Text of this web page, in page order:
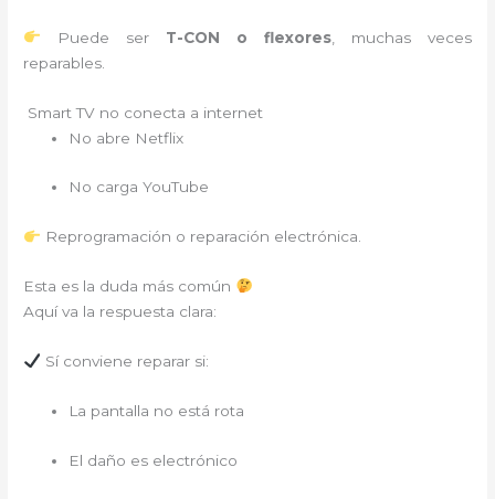
Puede ser T-CON o flexores, muchas veces
reparables.
Smart TV no conecta a internet
No abre Netflix
No carga YouTube
Reprogramación o reparación electrónica.
Esta es la duda más común
Aquí va la respuesta clara:
Sí conviene reparar si:
La pantalla no está rota
El daño es electrónico